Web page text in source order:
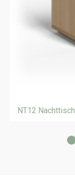
NT12 Nachttisch